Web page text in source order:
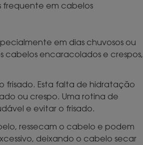
frequente em cabelos
em dias chuvosos ou
cabelos encaracolados e crespos,
frisado. Esta falta de hidratação
ou crespo. Uma rotina de
e evitar o frisado.
ressecam o cabelo e podem
deixando o cabelo secar